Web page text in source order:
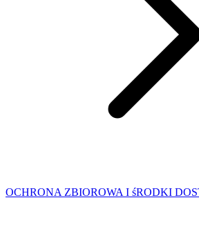
OCHRONA ZBIOROWA I śRODKI